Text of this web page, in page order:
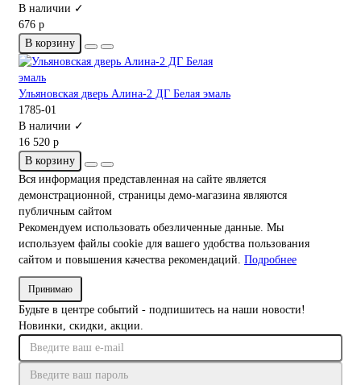
В наличии ✓
676 р
В корзину
Ульяновская дверь Алина-2 ДГ Белая эмаль
1785-01
В наличии ✓
16 520 р
В корзину
Вся информация представленная на сайте является
демонстрационной, страницы демо-магазина являются
публичным сайтом
Рекомендуем использовать обезличенные данные. Мы
используем файлы cookie для вашего удобства пользования
сайтом и повышения качества рекомендаций. Подробнее
Принимаю
Будьте в центре событий - подпишитесь на наши новости!
Новинки, скидки, акции.